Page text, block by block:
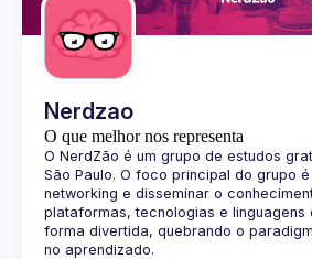
Nerdzao
O que melhor nos representa
O NerdZão é um grupo de estudos
São Paulo. O foco principal do grupo
networking e disseminar o
plataformas, tecnologias e linguagens
forma divertida, quebrando o
no aprendizado.